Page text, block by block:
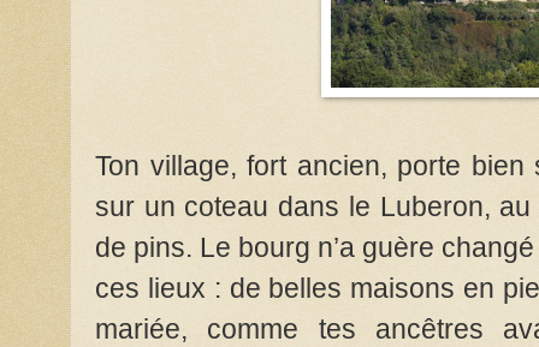
Ton village, fort ancien, porte
sur un coteau dans le Luberon,
de pins. Le bourg n’a guère
ces lieux : de belles maisons en
mariée, comme tes ancêtres